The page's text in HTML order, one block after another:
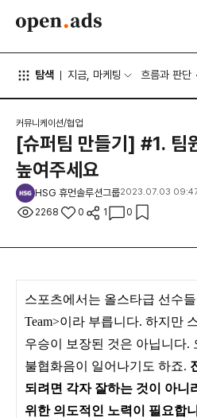
탐색 지금, 마케팅 흐름과 판단
커뮤니케이션/협업
[슈퍼팀 만들기] #1. 팀
높여주세요
HSG 휴먼솔루션그룹2023.07.03
2268 0 1 0
스포츠에서는 올스타급 선수
Team>이라 부릅니다. 하지만
우승이 보장된 것은 아닙니다.
불협화음이 일어나기도 하죠.
되려면 각자 잘하는 것이 아니
위한 의도적인 노력이 필요합